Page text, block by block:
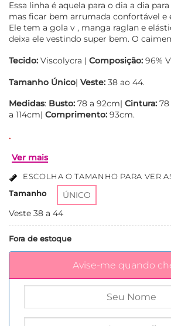
Essa linha é aquela para o dia a dia
mas ficar bem arrumada confortável e
Ele tem a gola v , manga raglan e
deixa ele vestindo super bem. O
Tecido: Viscolycra | Composição: 96%
Tamanho Único| Veste: 38 ao 44.
Medidas: Busto: 78 a 92cm| Cintura:
a 114cm| Comprimento: 93cm.
.
Ver mais
ESCOLHA O TAMANHO PARA VER
Tamanho ÚNICO
Veste 38 a 44
Fora de estoque
Avise-me quando